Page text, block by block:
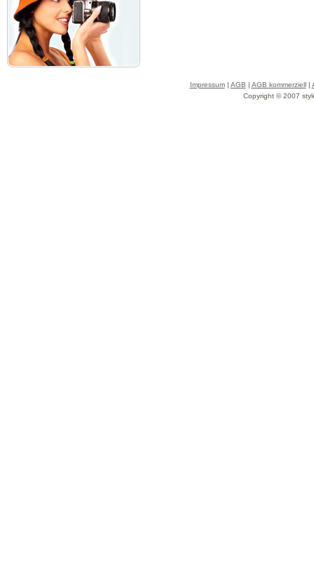
Impressum| AGB | AGB kommerziell|
Copyright © 2007